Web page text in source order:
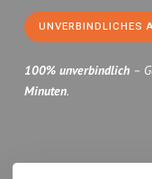
UNVERBINDLICHES
100% unverbindlich –
Minuten.